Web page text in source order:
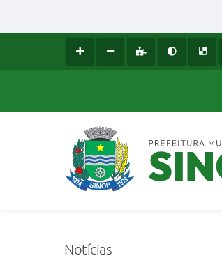
Notícias